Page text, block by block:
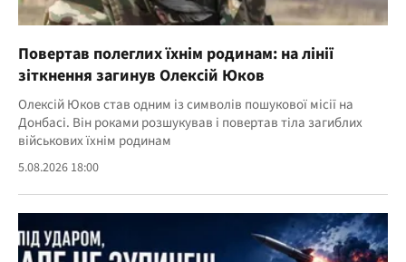
Повертав полеглих їхнім родинам: на лінії
зіткнення загинув Олексій Юков
Олексій Юков став одним із символів пошукової місії на
Донбасі. Він роками розшукував і повертав тіла загиблих
військових їхнім родинам
5.08.2026 18:00